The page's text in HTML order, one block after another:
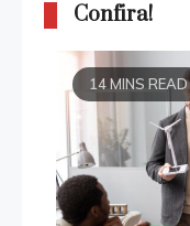
Confira!
14 MINS READ